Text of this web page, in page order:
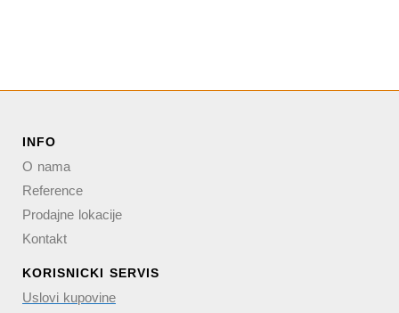
INFO
O nama
Reference
Prodajne lokacije
Kontakt
KORISNICKI SERVIS
Uslovi kupovine